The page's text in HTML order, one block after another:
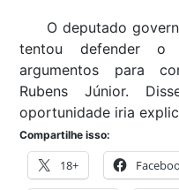
O deputado
tentou defender o
argumentos para
Rubens Júnior.
oportunidade iria
Compartilhe isso:
18+